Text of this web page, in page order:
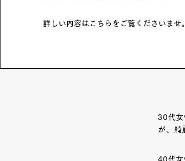
詳しい内容はこちらをご覧くださいませ。
30代女
が、綺
40代女